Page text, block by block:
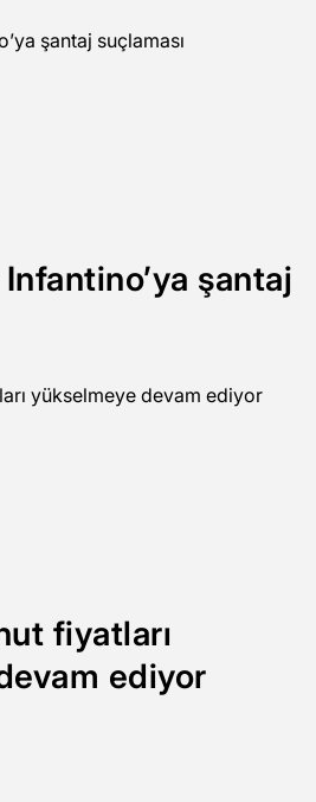
Infantino’ya şantaj
fiyatları
ediyor